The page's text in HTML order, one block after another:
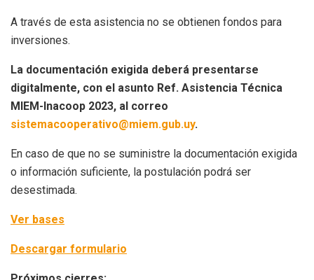
A través de esta asistencia no se obtienen fondos para
inversiones.
La documentación exigida deberá presentarse
digitalmente, con el asunto Ref. Asistencia Técnica
MIEM-Inacoop 2023, al correo
sistemacooperativo@miem.gub.uy.
En caso de que no se suministre la documentación exigida
o información suficiente, la postulación podrá ser
desestimada.
Ver bases
Descargar formulario